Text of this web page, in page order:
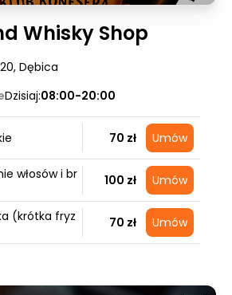
Whisky Shop
, Dębica
Dzisiaj:08:00-20:00
70 zł Umów
włosów i br
100 zł Umów
(krótka fryz
70 zł Umów